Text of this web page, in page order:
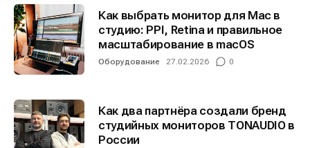
Как выбрать монитор для Mac в
студию: PPI, Retina и правильное
масштабирование в macOS
Оборудование 27.02.2026 0
Как два партнёра создали бренд
студийных мониторов TONAUDIO в
России